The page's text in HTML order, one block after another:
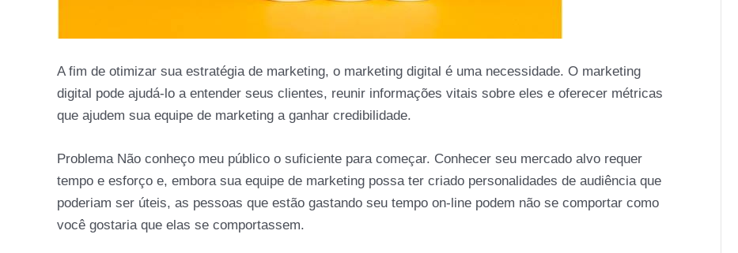
A fim de otimizar sua estratégia de marketing, o marketing digital é uma necessidade. O marketing
digital pode ajudá-lo a entender seus clientes, reunir informações vitais sobre eles e oferecer métricas
que ajudem sua equipe de marketing a ganhar credibilidade.
Problema Não conheço meu público o suficiente para começar. Conhecer seu mercado alvo requer
tempo e esforço e, embora sua equipe de marketing possa ter criado personalidades de audiência que
poderiam ser úteis, as pessoas que estão gastando seu tempo on-line podem não se comportar como
você gostaria que elas se comportassem.